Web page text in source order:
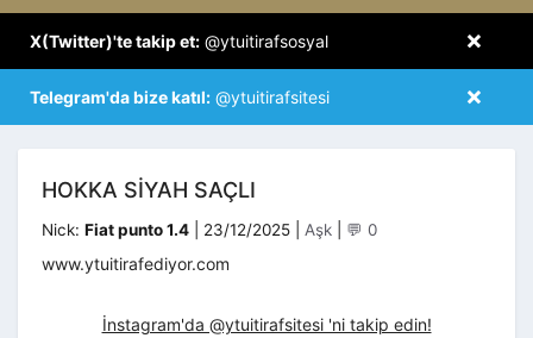
×
X(Twitter)'te takip et: @ytuitirafsosyal
×
Telegram'da bize katıl: @ytuitirafsitesi
HOKKA SIYAH SAÇLI
Nick: Fiat punto 1.4 23/12/2025 Kategoriler
Aşk 💬 0
www.ytuitirafediyor.com
İnstagram'da @ytuitirafsitesi 'ni takip edin!